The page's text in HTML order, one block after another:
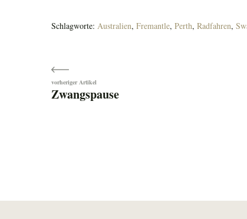
Schlagworte: Australien, Fremantle, Perth, Radfahren,
Beitragsnavigation
Zwangspause